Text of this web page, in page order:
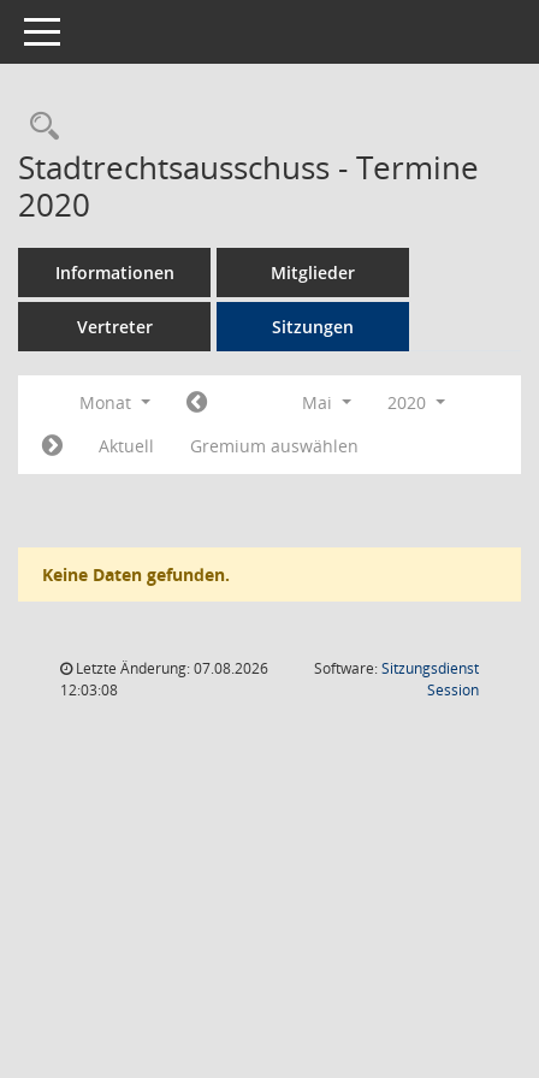
Toggle navigation
Rechercheauswahl
Stadtrechtsausschuss - Termine
2020
Informationen Mitglieder
Vertreter Sitzungen
Monat Mai
2020
Aktuell
Gremium auswählen
Keine Daten gefunden.
Letzte Änderung: 07.08.2026
12:03:08
Software:Sitzungsdienst
Session(Wird in